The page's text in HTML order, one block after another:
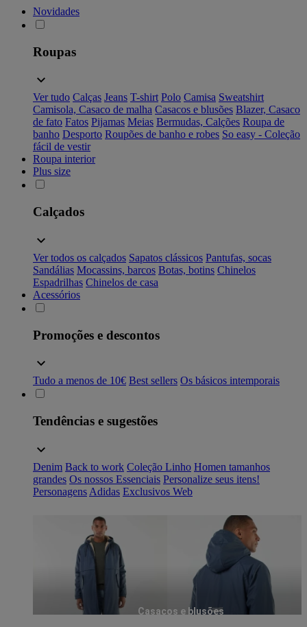
Novidades
Roupas
Ver tudo Calças Jeans T-shirt Polo Camisa Sweatshirt
Camisola, Casaco de malha Casacos e blusões Blazer, Casaco
de fato Fatos Pijamas Meias Bermudas, Calções Roupa de
banho Desporto Roupões de banho e robes So easy - Coleção
fácil de vestir
Roupa interior
Plus size
Calçados
Ver todos os calçados Sapatos clássicos Pantufas, socas
Sandálias Mocassins, barcos Botas, botins Chinelos
Espadrilhas Chinelos de casa
Acessórios
Promoções e descontos
Tudo a menos de 10€ Best sellers Os básicos intemporais
Tendências e sugestões
Denim Back to work Coleção Linho Homen tamanhos
grandes Os nossos Essenciais Personalize seus itens!
Personagens Adidas Exclusivos Web
Casacos e blusões